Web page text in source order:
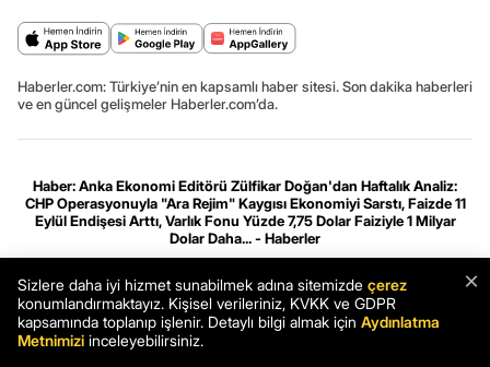
Haberler.com: Türkiye’nin en kapsamlı haber sitesi. Son dakika haberleri
ve en güncel gelişmeler Haberler.com’da.
Haber: Anka Ekonomi Editörü Zülfikar Doğan'dan Haftalık Analiz:
CHP Operasyonuyla "Ara Rejim" Kaygısı Ekonomiyi Sarstı, Faizde 11
Eylül Endişesi Arttı, Varlık Fonu Yüzde 7,75 Dolar Faiziyle 1 Milyar
Dolar Daha... - Haberler
Gizlilik ve çerez ayarları[Hata Bildir]08.08.2026 20:56:32 #7.13#
.HCFOK.
×
Sizlere daha iyi hizmet sunabilmek adına sitemizde çerez
konumlandırmaktayız. Kişisel verileriniz, KVKK ve GDPR
kapsamında toplanıp işlenir. Detaylı bilgi almak için Aydınlatma
Metnimizi inceleyebilirsiniz.